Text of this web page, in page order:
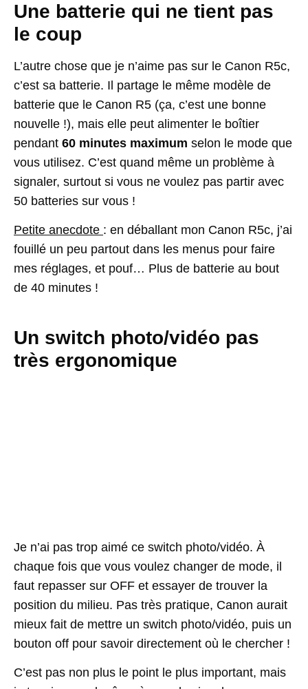
Une batterie qui ne tient pas
le coup
L’autre chose que je n’aime pas sur le Canon R5c,
c’est sa batterie. Il partage le même modèle de
batterie que le Canon R5 (ça, c’est une bonne
nouvelle !), mais elle peut alimenter le boîtier
pendant 60 minutes maximum selon le mode que
vous utilisez. C’est quand même un problème à
signaler, surtout si vous ne voulez pas partir avec
50 batteries sur vous !
Petite anecdote : en déballant mon Canon R5c, j’ai
fouillé un peu partout dans les menus pour faire
mes réglages, et pouf… Plus de batterie au bout
de 40 minutes !
Un switch photo/vidéo pas
très ergonomique
Je n’ai pas trop aimé ce switch photo/vidéo. À
chaque fois que vous voulez changer de mode, il
faut repasser sur OFF et essayer de trouver la
position du milieu. Pas très pratique, Canon aurait
mieux fait de mettre un switch photo/vidéo, puis un
bouton off pour savoir directement où le chercher !
C’est pas non plus le point le plus important, mais